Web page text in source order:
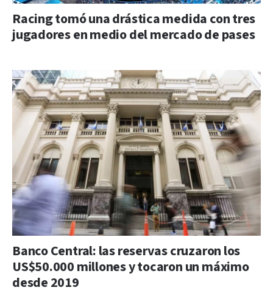
Racing tomó una drástica medida con tres
jugadores en medio del mercado de pases
Banco Central: las reservas cruzaron los
US$50.000 millones y tocaron un máximo
desde 2019